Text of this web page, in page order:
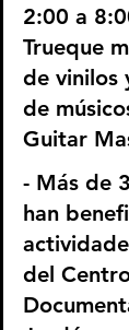
2:00 a
Trueque
de vinilos
de
Guitar
- Más de
han
del